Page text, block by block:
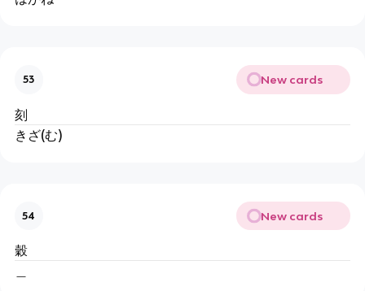
53 New cards
刻
きざ(む)
54 New cards
穀